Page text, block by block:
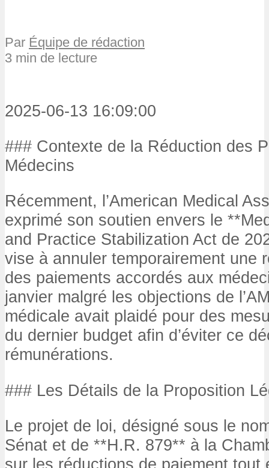
Par Équipe de rédaction
3 min de lecture
2025-06-13 16:09:00
### Contexte de la Réduction des
Médecins
Récemment, l’American Medical
exprimé son soutien envers le
and Practice Stabilization Act de
vise à annuler temporairement une
des paiements accordés aux
janvier malgré les objections de
médicale avait plaidé pour des
du dernier budget afin d’éviter ce
rémunérations.
### Les Détails de la Proposition
Le projet de loi, désigné sous le
Sénat et de **H.R. 879** à la
sur les réductions de paiement tout